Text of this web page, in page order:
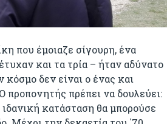
που έμοιαζε σίγουρη, ένα
και τα τρία – ήταν αδύνατο
δεν είναι ο ένας και
προπονητής πρέπει να δουλεύει:
ιδανική κατάσταση θα μπορούσε